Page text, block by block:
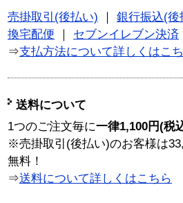
売掛取引(後払い)
銀行振込(後
換宅配便
セブンイレブン決済
⇒支払方法について詳しくはこ
送料について
1つのご注文毎に一律1,100円(税
※売掛取引(後払い)のお客様は
無料！
⇒送料について詳しくはこちら